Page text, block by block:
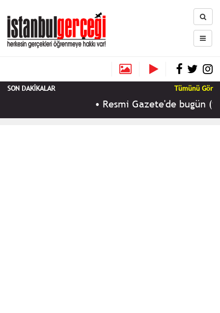
SON DAKİKALAR Tümünü Gör
Resmi Gazete'de bugün (9